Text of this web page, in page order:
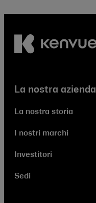
La nostra azienda
La nostra storia
I nostri marchi
Investitori
Sedi